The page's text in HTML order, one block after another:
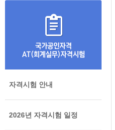
자격시험 안내
2026년 자격시험 일정